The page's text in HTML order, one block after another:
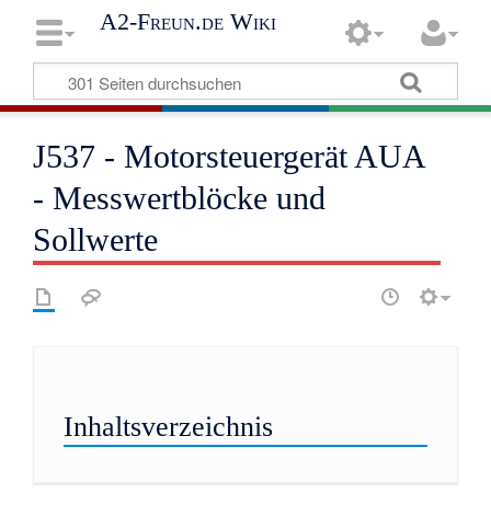
A2-Freun.de Wiki
J537 - Motorsteuergerät AUA
- Messwertblöcke und
Sollwerte
Inhaltsverzeichnis